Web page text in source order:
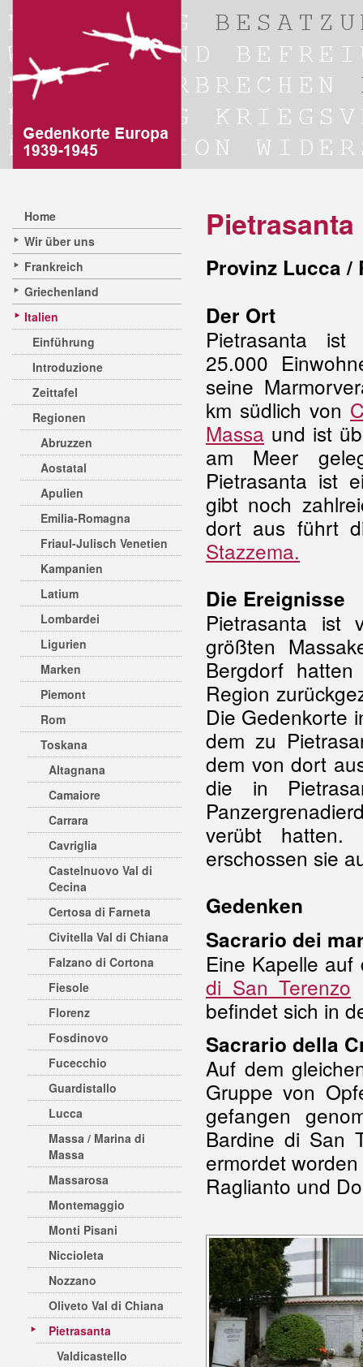
Home
Wir über uns
Frankreich
Griechenland
Italien
Einführung
Introduzione
Zeittafel
Regionen
Abruzzen
Aostatal
Apulien
Emilia-Romagna
Friaul-Julisch Venetien
Kampanien
Latium
Lombardei
Ligurien
Marken
Piemont
Rom
Toskana
Altagnana
Camaiore
Carrara
Cavriglia
Castelnuovo Val di
Cecina
Certosa di Farneta
Civitella Val di Chiana
Falzano di Cortona
Fiesole
Florenz
Fosdinovo
Fucecchio
Guardistallo
Lucca
Massa / Marina di
Massa
Massarosa
Montemaggio
Monti Pisani
Niccioleta
Nozzano
Oliveto Val di Chiana
Pietrasanta
Valdicastello
Pietrasanta
Provinz Lucca /
Der Ort
Pietrasanta
25.000
seine
km südlich von
Massa und ist
am Meer
Pietrasanta ist
gibt noch
dort aus führt
Stazzema.
Die Ereignisse
Pietrasanta ist
größten
Bergdorf
Region
Die Gedenkorte
dem zu
dem von dort
die in
verübt hatten.
erschossen sie
Gedenken
Sacrario dei
Eine Kapelle
di San Terenzo
befindet sich in
Sacrario della
Auf dem
Gruppe von
gefangen
Bardine di San
ermordet
Raglianto und